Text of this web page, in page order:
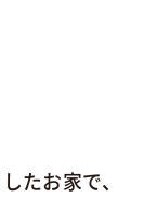
たお家で、